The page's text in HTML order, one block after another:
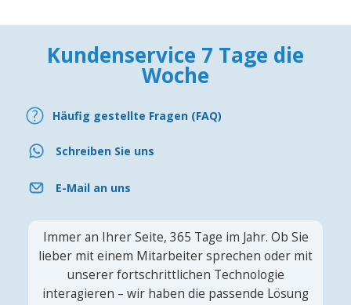
Kundenservice 7 Tage die
Woche
Häufig gestellte Fragen (FAQ)
Schreiben Sie uns
E-Mail an uns
Immer an Ihrer Seite, 365 Tage im Jahr. Ob Sie
lieber mit einem Mitarbeiter sprechen oder mit
unserer fortschrittlichen Technologie
interagieren – wir haben die passende Lösung